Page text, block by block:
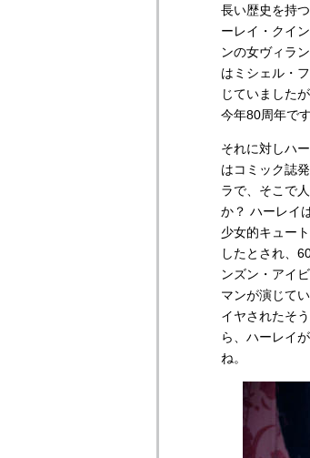
長い歴史を持
ーレイ・クイ
ンの女ヴィラ
はミシェル・
じていました
今年80周年です
それに対しハ
はコミック誌
ラで、そこで
か？ ハーレイ
少女的キュー
したとされ、
ンズン・アイ
マンが演じて
イヤされたそ
ら、ハーレイ
ね。